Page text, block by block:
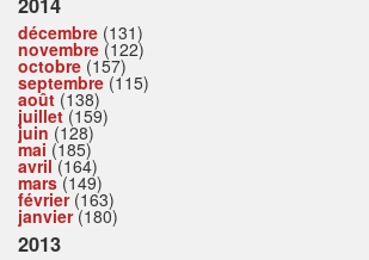
décembre (131)
novembre (122)
octobre (157)
septembre (115)
août (138)
juillet(159)
juin (128)
mai (185)
avril(164)
mars(149)
février(163)
janvier(180)
2013